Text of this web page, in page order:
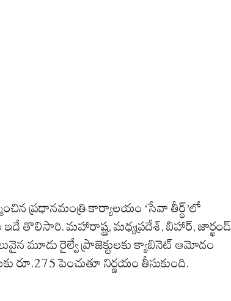
ప్రధానమంత్రి కార్యాలయం ‘సేవా తీర్థ్‌’లో
తొలిసారి. మహారాష్ట్ర, మధ్యప్రదేశ్‌, బిహార్‌, జార్ఖండ్‌
మూడు రైల్వే ప్రాజెక్టులకు క్యాబినెట్‌ ఆమోదం
రూ.275 పెంచుతూ నిర్ణయం తీసుకుంది.